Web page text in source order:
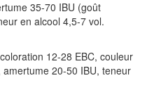
35-70 IBU (goût
en alcool 4,5-7 vol.
12-28 EBC, couleur
20-50 IBU, teneur